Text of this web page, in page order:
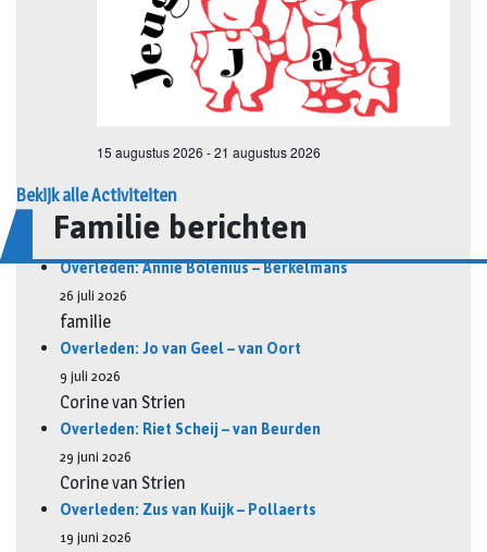
Bekijk alle Activiteiten
Familie berichten
Overleden: Annie Bolenius – Berkelmans
26 juli 2026
familie
Overleden: Jo van Geel – van Oort
9 juli 2026
Corine van Strien
Overleden: Riet Scheij – van Beurden
29 juni 2026
Corine van Strien
Overleden: Zus van Kuijk – Pollaerts
19 juni 2026